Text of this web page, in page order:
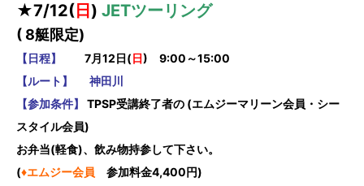
★7/12( 日 ) JETツーリング
( 8艇限定)
【日程】 7月12日(日) 9:00～15:00
【ルート】 神田川
【参加条件】
TPSP受講終了者の (エムジーマリーン会員・シー
スタイル会員)
お弁当(軽食)、飲み物持参して下さい。
(♦エムジー会員 参加料金4,400円)